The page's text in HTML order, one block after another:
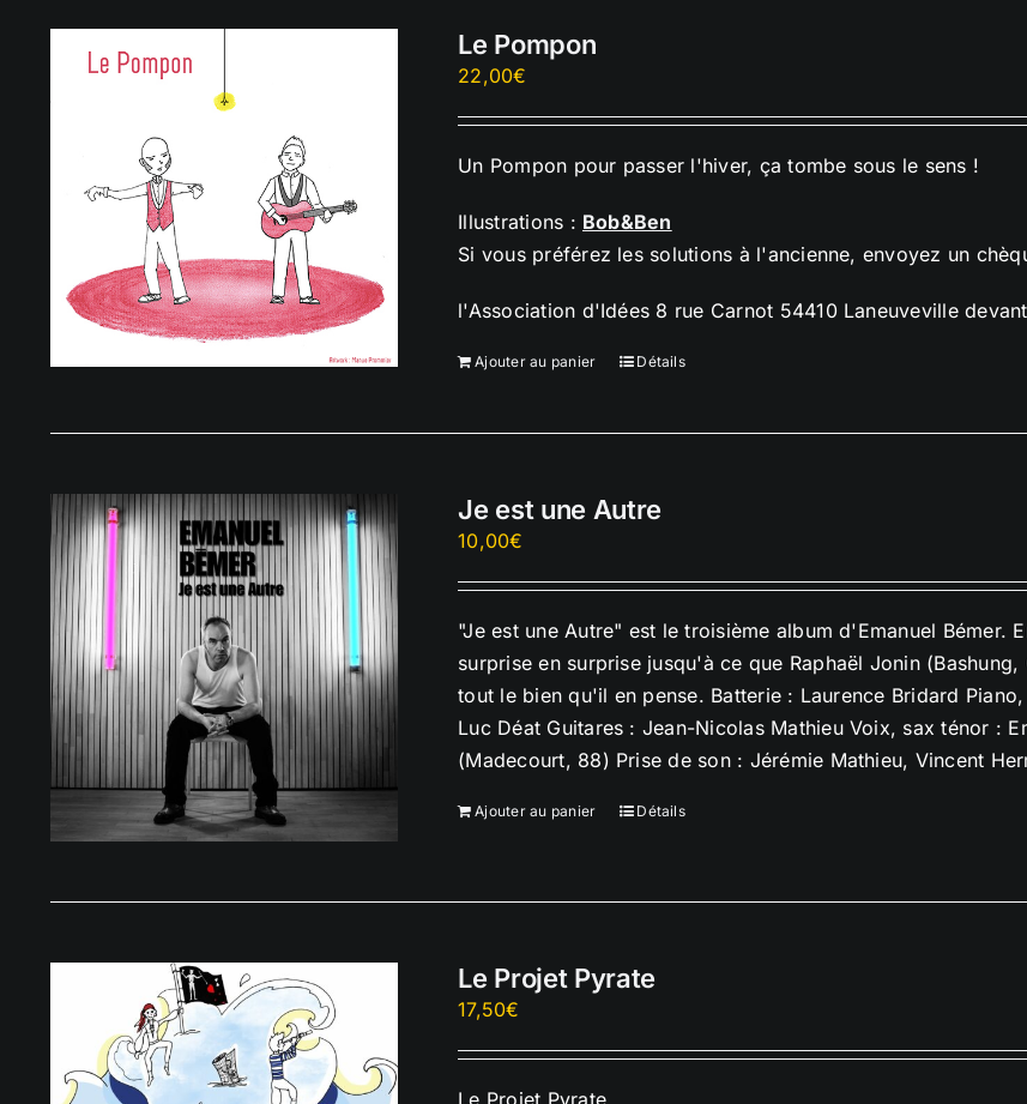
Le Pompon
22,00€
Un Pompon pour passer l'hiver, ça tombe sous le sens !
Illustrations : Bob&Ben
Si vous préférez les solutions à l'ancienne, envoyez un
l'Association d'Idées 8 rue Carnot 54410 Laneuveville
Ajouter au panier Détails
Je est une Autre
10,00€
"Je est une Autre" est le troisième album d'Emanuel
surprise en surprise jusqu'à ce que Raphaël Jonin
tout le bien qu'il en pense. Batterie : Laurence Bridard
Luc Déat Guitares : Jean-Nicolas Mathieu Voix, sax ténor :
(Madecourt, 88) Prise de son : Jérémie Mathieu, Vincent
Ajouter au panier Détails
Le Projet Pyrate
17,50€
Le Projet Pyrate